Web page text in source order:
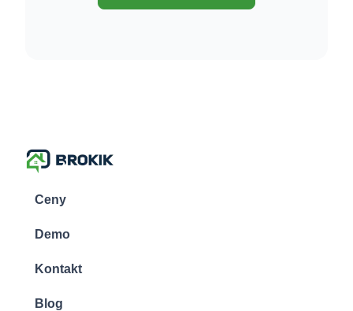
Ceny
Demo
Kontakt
Blog